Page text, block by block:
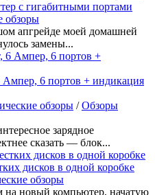
с гигабитными портами
обзоры
апгрейде моей домашней
замены...
Ампер, 6 портов + индикация
обзоры /Обзоры
зарядное
сказать — блок...
дисков в одной коробке
обзоры
на новый компьютер, начатую